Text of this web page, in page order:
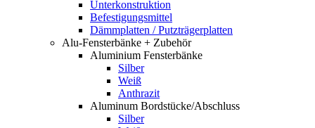
Unterkonstruktion
Befestigungsmittel
Dämmplatten / Putzträgerplatten
Alu-Fensterbänke + Zubehör
Aluminium Fensterbänke
Silber
Weiß
Anthrazit
Aluminum Bordstücke/Abschluss
Silber